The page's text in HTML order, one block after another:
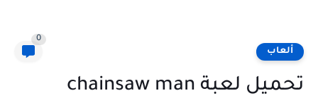
ألعاب
0
تحميل لعبة chainsaw man